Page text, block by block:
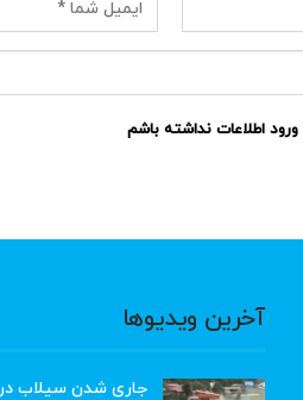
اطلاعات نداشته باشم
آخرین ویدیوها
جاری شدن سیلاب در